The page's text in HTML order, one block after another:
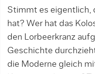
Stimmt es eigentlich,
hat? Wer hat das
den Lorbeerkranz
Geschichte
die Moderne gleich